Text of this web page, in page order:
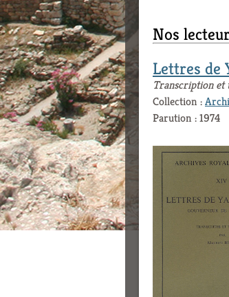
Nos
Lettres de
Transcription et
Collection :
Parution : 1974